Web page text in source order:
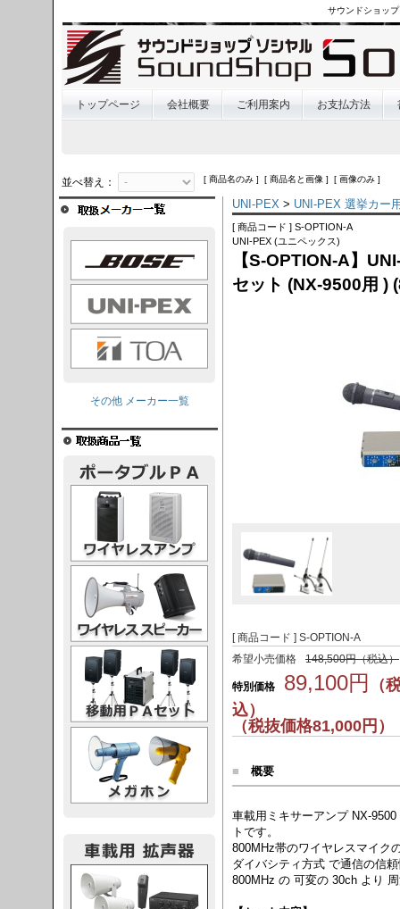
サウンドショッ
トップページ 会社概要 ご利用案内 お支払方法
並べ替え： [ 商品名のみ ] [ 商品名と画像 ] [ 画像のみ ]
UNI-PEX > UNI-PEX 選挙カー
[ 商品コード ] S-OPTION-A
UNI-PEX (ユニペックス)
【S-OPTION-A】
セット (NX-9500用 )
[ 商品コード ] S-OPTION-A
希望小売価格
148,500円（税込）
特別価格 89,100円 （
込）
（税抜価格81,000円）
■ 概要
車載用ミキサーアンプ NX-
トです。
800MHz帯のワイヤレスマイク
ダイバシティ方式 で通信の信
800MHz の 可変の 30ch より
その他 メーカー一覧